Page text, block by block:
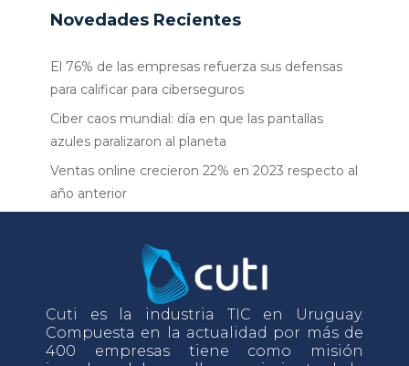
Novedades Recientes
El 76% de las empresas refuerza sus defensas
para calificar para ciberseguros
Ciber caos mundial: día en que las pantallas
azules paralizaron al planeta
Ventas online crecieron 22% en 2023 respecto al
año anterior
Cuti es la industria TIC en Uruguay.
Compuesta en la actualidad por más de
400 empresas tiene como misión